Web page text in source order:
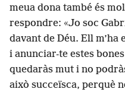
meua dona també és
respondre: «Jo soc
davant de Déu. Ell
i anunciar-te estes
quedaràs mut i no
això succeïsca, perquè